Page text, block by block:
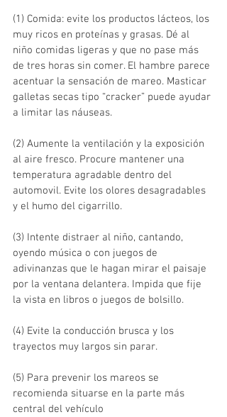
(1) Comida: evite los productos lácteos, los
muy ricos en proteínas y grasas. Dé al
niño comidas ligeras y que no pase más
de tres horas sin comer. El hambre parece
acentuar la sensación de mareo. Masticar
galletas secas tipo “cracker” puede ayudar
a limitar las náuseas.
(2) Aumente la ventilación y la exposición
al aire fresco. Procure mantener una
temperatura agradable dentro del
automovil. Evite los olores desagradables
y el humo del cigarrillo.
(3) Intente distraer al niño, cantando,
oyendo música o con juegos de
adivinanzas que le hagan mirar el paisaje
por la ventana delantera. Impida que fije
la vista en libros o juegos de bolsillo.
(4) Evite la conducción brusca y los
trayectos muy largos sin parar.
(5) Para prevenir los mareos se
recomienda situarse en la parte más
central del vehículo